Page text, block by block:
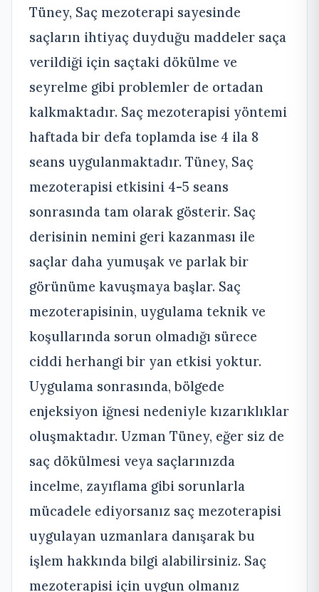
Tüney, Saç mezoterapi sayesinde
saçların ihtiyaç duyduğu maddeler saça
verildiği için saçtaki dökülme ve
seyrelme gibi problemler de ortadan
kalkmaktadır. Saç mezoterapisi yöntemi
haftada bir defa toplamda ise 4 ila 8
seans uygulanmaktadır. Tüney, Saç
mezoterapisi etkisini 4-5 seans
sonrasında tam olarak gösterir. Saç
derisinin nemini geri kazanması ile
saçlar daha yumuşak ve parlak bir
görünüme kavuşmaya başlar. Saç
mezoterapisinin, uygulama teknik ve
koşullarında sorun olmadığı sürece
ciddi herhangi bir yan etkisi yoktur.
Uygulama sonrasında, bölgede
enjeksiyon iğnesi nedeniyle kızarıklıklar
oluşmaktadır. Uzman Tüney, eğer siz de
saç dökülmesi veya saçlarınızda
incelme, zayıflama gibi sorunlarla
mücadele ediyorsanız saç mezoterapisi
uygulayan uzmanlara danışarak bu
işlem hakkında bilgi alabilirsiniz. Saç
mezoterapisi için uygun olmanız